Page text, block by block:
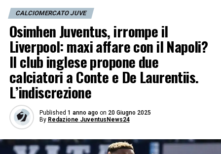
CALCIOMERCATO JUVE
Osimhen Juventus, irrompe il
Liverpool: maxi affare con il Napoli?
Il club inglese propone due
calciatori a Conte e De Laurentiis.
L’indiscrezione
Published 1 anno ago on 20 Giugno 2025
By Redazione JuventusNews24